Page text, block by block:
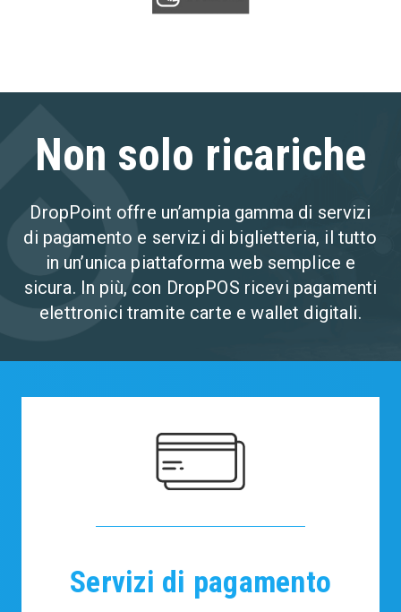
Non solo ricariche
DropPoint offre un’ampia gamma di servizi
di pagamento e servizi di biglietteria, il tutto
in un’unica piattaforma web semplice e
sicura. In più, con DropPOS ricevi pagamenti
elettronici tramite carte e wallet digitali.
Servizi di pagamento